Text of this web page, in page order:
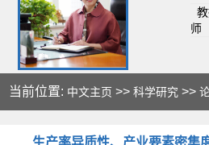
师
当前位置: 中文主页 >>科学研究 >>
生产率异质性、产业要素密集